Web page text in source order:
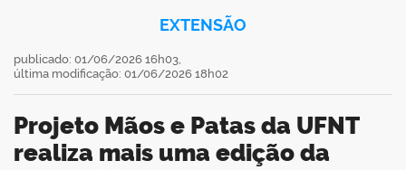
EXTENSÃO
Projeto Mãos e Patas da UFNT
realiza mais uma edição da
publicado: 01/06/2026 16h03,
última modificação: 01/06/2026 18h02